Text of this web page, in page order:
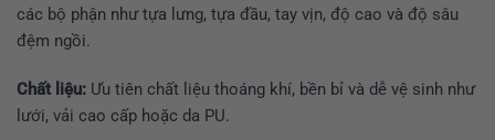
các bộ phận như tựa lưng, tựa đầu, tay vịn, độ cao và độ sâu
đệm ngồi.
Chất liệu: Ưu tiên chất liệu thoáng khí, bền bỉ và dễ vệ sinh như
lưới, vải cao cấp hoặc da PU.